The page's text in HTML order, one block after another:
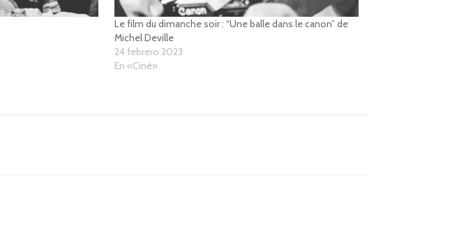
Le film du dimanche soir : “Une balle dans le canon” de
Michel Deville
24 febrero 2023
En «Ciné»